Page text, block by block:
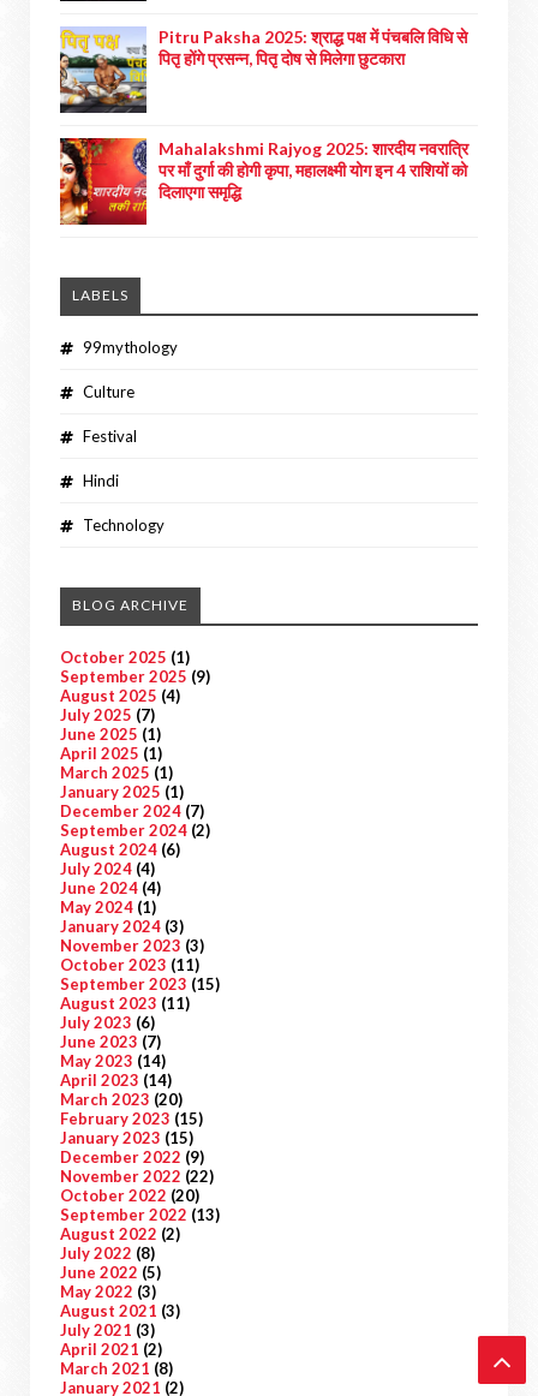
Pitru Paksha 2025: श्राद्ध पक्ष में पंचबलि विधि से
पितृ होंगे प्रसन्न, पितृ दोष से मिलेगा छुटकारा
Mahalakshmi Rajyog 2025: शारदीय नवरात्रि
पर माँ दुर्गा की होगी कृपा, महालक्ष्मी योग इन 4 राशियों को
दिलाएगा समृद्धि
LABELS
99mythology
Culture
Festival
Hindi
Technology
BLOG ARCHIVE
October 2025 (1)
September 2025 (9)
August 2025 (4)
July 2025 (7)
June 2025 (1)
April 2025 (1)
March 2025 (1)
January 2025 (1)
December 2024 (7)
September 2024 (2)
August 2024 (6)
July 2024 (4)
June 2024 (4)
May 2024 (1)
January 2024 (3)
November 2023 (3)
October 2023 (11)
September 2023 (15)
August 2023 (11)
July 2023 (6)
June 2023 (7)
May 2023 (14)
April 2023 (14)
March 2023 (20)
February 2023 (15)
January 2023 (15)
December 2022 (9)
November 2022 (22)
October 2022 (20)
September 2022 (13)
August 2022 (2)
July 2022 (8)
June 2022 (5)
May 2022 (3)
August 2021 (3)
July 2021 (3)
April 2021 (2)
March 2021 (8)
January 2021 (2)